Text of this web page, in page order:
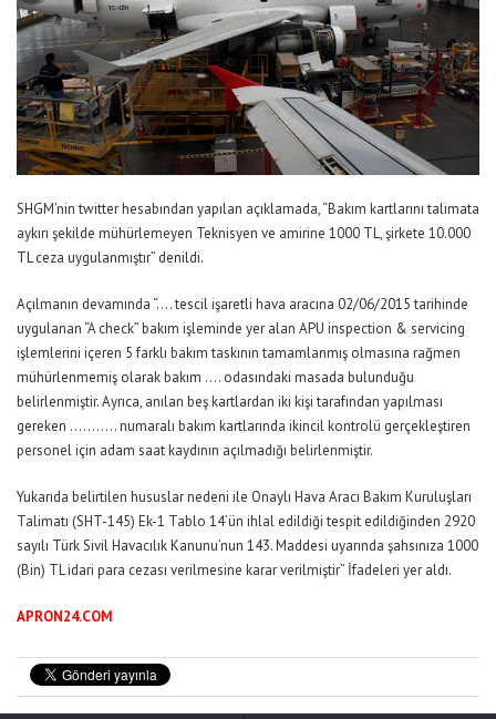
SHGM’nin twitter hesabından yapılan açıklamada, “Bakım kartlarını talimata
aykırı şekilde mühürlemeyen Teknisyen ve amirine 1000 TL, şirkete 10.000
TL ceza uygulanmıştır” denildi.
Açılmanın devamında “…. tescil işaretli hava aracına 02/06/2015 tarihinde
uygulanan “A check” bakım işleminde yer alan APU inspection & servicing
işlemlerini içeren 5 farklı bakım taskının tamamlanmış olmasına rağmen
mühürlenmemiş olarak bakım …. odasındaki masada bulunduğu
belirlenmiştir. Ayrıca, anılan beş kartlardan iki kişi tarafından yapılması
gereken ……….. numaralı bakım kartlarında ikincil kontrolü gerçekleştiren
personel için adam saat kaydının açılmadığı belirlenmiştir.
Yukarıda belirtilen hususlar nedeni ile Onaylı Hava Aracı Bakım Kuruluşları
Talimatı (SHT-145) Ek-1 Tablo 14’ün ihlal edildiği tespit edildiğinden 2920
sayılı Türk Sivil Havacılık Kanunu’nun 143. Maddesi uyarında şahsınıza 1000
(Bin) TL idari para cezası verilmesine karar verilmiştir” İfadeleri yer aldı.
APRON24.COM